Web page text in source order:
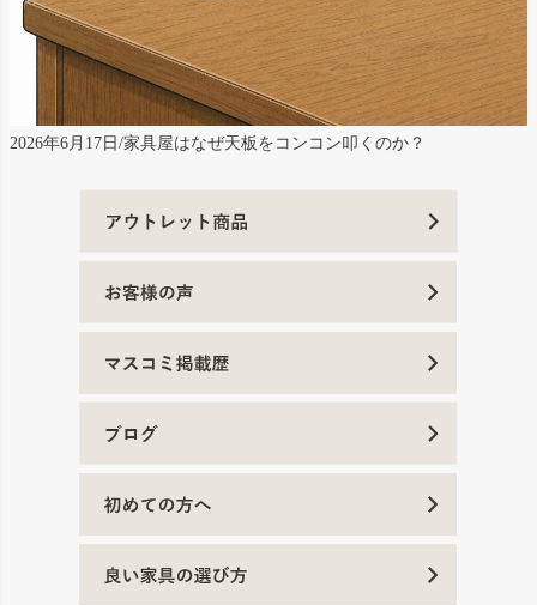
2026年6月17日/家具屋はなぜ天板をコンコン叩くのか？